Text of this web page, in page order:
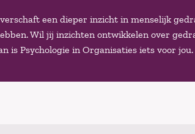
een dieper inzicht in menselijk
Wil jij inzichten ontwikkelen over
is Psychologie in Organisaties iets voor jou.